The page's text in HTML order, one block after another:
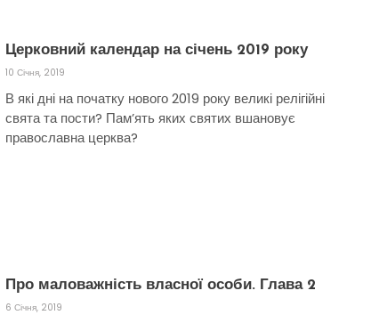
Церковний календар на січень 2019 року
10 Січня, 2019
В які дні на початку нового 2019 року великі релігійні
свята та пости? Пам’ять яких святих вшановує
православна церква?
Про маловажність власної особи. Глава 2
6 Січня, 2019